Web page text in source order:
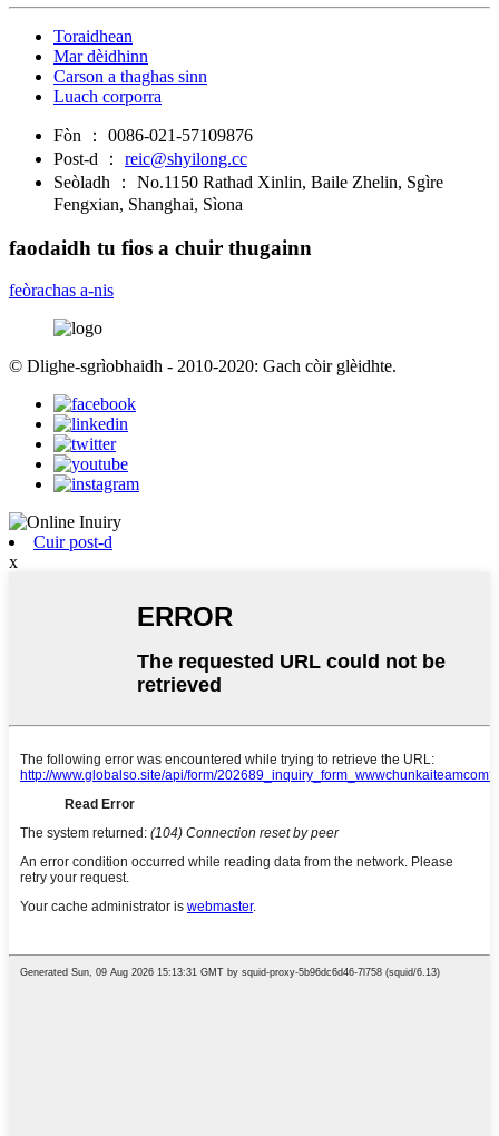
Toraidhean
Mar dèidhinn
Carson a thaghas sinn
Luach corporra
Fòn ：
0086-021-57109876
Post-d ：
reic@shyilong.cc
Seòladh ：
No.1150 Rathad Xinlin, Baile Zhelin, Sgìre
Fengxian, Shanghai, Sìona
faodaidh tu fios a chuir thugainn
feòrachas a-nis
© Dlighe-sgrìobhaidh - 2010-2020: Gach còir glèidhte.
Cuir post-d
x